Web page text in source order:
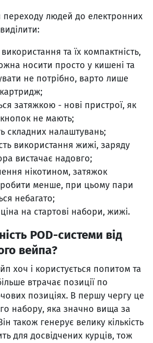
людей до електронних
використання та їх компактність,
носити просто у кишені та
не потрібно, варто лише
затяжкою - нові пристрої, як
не мають;
складних налаштувань;
використання жижі, заряду
вистачає надовго;
нікотином, затяжок
робити менше, при цьому пари
небагато;
на стартові набори, жижі.
POD-системи від
вейпа?
хоч і користується попитом та
втрачає позиції по
позиціях. В першу чергу це
набору, яка значно вища за
також генерує велику кількість
для досвідчених курців, тож